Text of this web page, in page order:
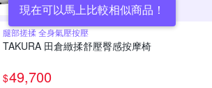
現在可以馬上比較相似商品！
腿部搓揉 全身氣壓按壓
TAKURA 田倉緻揉舒壓臀感按摩椅
$49,700